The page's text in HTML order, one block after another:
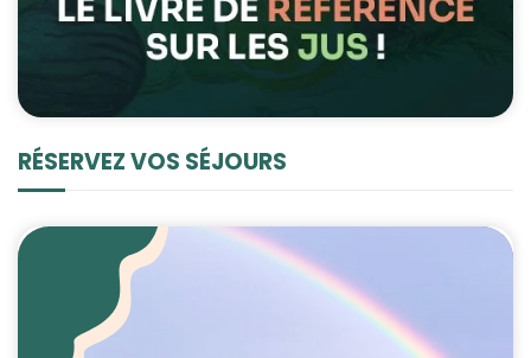
RÉSERVEZ VOS SÉJOURS